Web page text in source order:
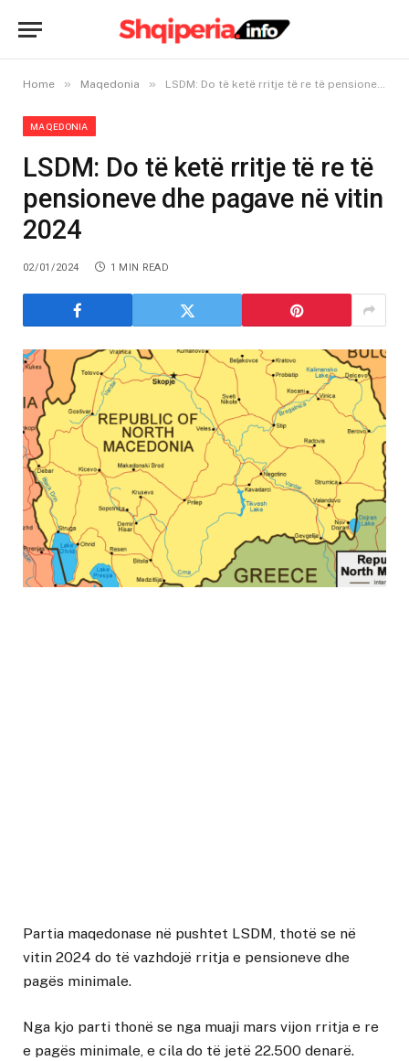
Home » Maqedonia » LSDM: Do të ketë rritje të re të pensioneve dhe pagave në vitin 2024
MAQEDONIA
LSDM: Do të ketë rritje të re të
pensioneve dhe pagave në vitin
2024
02/01/2024 1 MIN READ
Partia maqedonase në pushtet LSDM, thotë se në
vitin 2024 do të vazhdojë rritja e pensioneve dhe
pagës minimale.
Nga kjo parti thonë se nga muaji mars vijon rritja e re
e pagës minimale, e cila do të jetë 22.500 denarë.